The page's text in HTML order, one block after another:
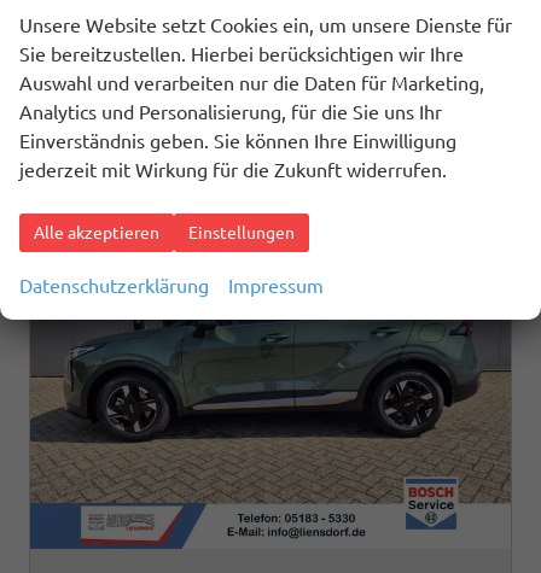
Verbrauch kombiniert:6,20 l/100km
CO2-Klasse: F
CO2 -Emissionen:157,00 g/km
Unsere Website setzt Cookies ein, um unsere Dienste für
Sie bereitzustellen. Hierbei berücksichtigen wir Ihre
Auswahl und verarbeiten nur die Daten für Marketing,
Analytics und Personalisierung, für die Sie uns Ihr
Einverständnis geben. Sie können Ihre Einwilligung
jederzeit mit Wirkung für die Zukunft widerrufen.
Alle akzeptieren Einstellungen
Datenschutzerklärung Impressum